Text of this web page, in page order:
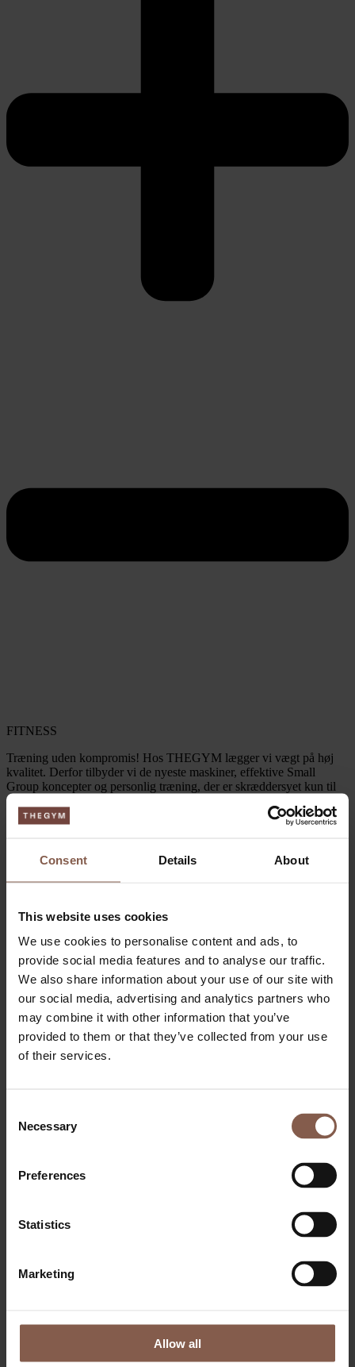
Consent Details About
This website uses cookies
We use cookies to personalise content and ads, to
provide social media features and to analyse our traffic.
We also share information about your use of our site with
our social media, advertising and analytics partners who
may combine it with other information that you’ve
provided to them or that they’ve collected from your use
of their services.
Selection
Necessary
Preferences
Statistics
Marketing
Allow all
FITNESS
Træning uden kompromis! Hos THEGYM lægger vi vægt på høj
kvalitet. Derfor tilbyder vi de nyeste maskiner, effektive Small
Group koncepter og personlig træning, der er skræddersyet kun til
dig – alt sammen i en eksklusiv atmosfære med dig i fokus!